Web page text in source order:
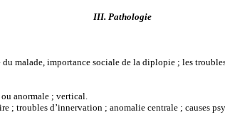
III. Pathologie
malade, importance sociale de la diplopie ; les
anormale ; vertical.
; troubles d’innervation ; anomalie centrale ; causes